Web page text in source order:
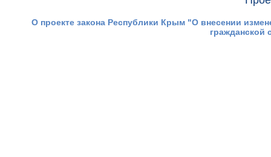
О проекте закона Республики Крым "О внесении
гражданской